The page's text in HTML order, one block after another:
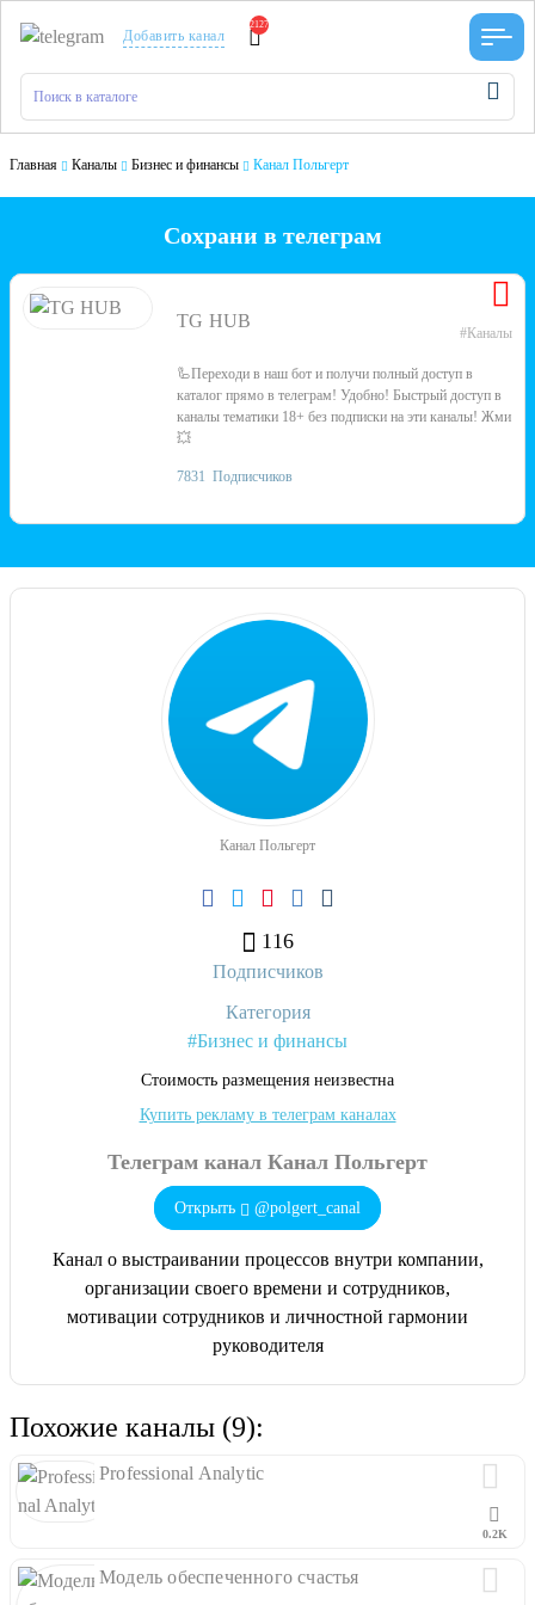
Добавить канал
2127
Главная Каналы Бизнес и финансы Канал Польгерт
Сохрани в телеграм
TG HUB
#Каналы
🦾Переходи в наш бот и получи полный доступ в
каталог прямо в телеграм! Удобно! Быстрый доступ в
каналы тематики 18+ без подписки на эти каналы! Жми
💥
7831 Подписчиков
Канал Польгерт
Телеграм канал Канал Польгерт
Открыть @polgert_canal
Канал о выстраивании процессов внутри компании,
организации своего времени и сотрудников,
мотивации сотрудников и личностной гармонии
руководителя
116
Подписчиков
Категория
#Бизнес и финансы
Cтоимость размещения неизвестна
Купить рекламу в телеграм каналах
Похожие каналы (9):
Professional Analytic
0.2K
Модель обеспеченного счастья